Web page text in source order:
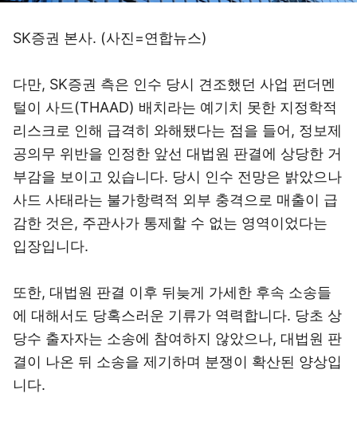
SK증권 본사. (사진=연합뉴스)
다만, SK증권 측은 인수 당시 견조했던 사업 펀더멘
털이 사드(THAAD) 배치라는 예기치 못한 지정학적
리스크로 인해 급격히 와해됐다는 점을 들어, 정보제
공의무 위반을 인정한 앞선 대법원 판결에 상당한 거
부감을 보이고 있습니다. 당시 인수 전망은 밝았으나
사드 사태라는 불가항력적 외부 충격으로 매출이 급
감한 것은, 주관사가 통제할 수 없는 영역이었다는
입장입니다.
또한, 대법원 판결 이후 뒤늦게 가세한 후속 소송들
에 대해서도 당혹스러운 기류가 역력합니다. 당초 상
당수 출자자는 소송에 참여하지 않았으나, 대법원 판
결이 나온 뒤 소송을 제기하며 분쟁이 확산된 양상입
니다.